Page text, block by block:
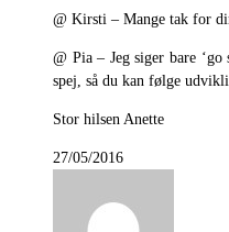
@ Kirsti – Mange tak for
@ Pia – Jeg siger bare
spej, så du kan følge
Stor hilsen Anette
27/05/2016